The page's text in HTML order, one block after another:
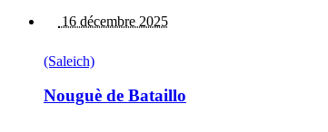
16 décembre 2025
(Saleich)
Nouguè de Bataillo